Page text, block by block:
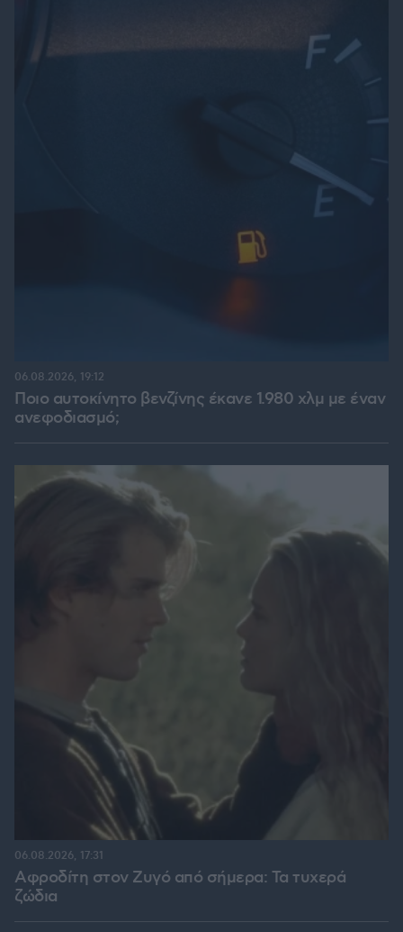
Ποιο αυτοκίνητο βενζίνης έκανε 1.980 χλμ με έναν
ανεφοδιασμό;
06.08.2026, 19:12
Αφροδίτη στον Ζυγό από σήμερα: Τα τυχερά
ζώδια
06.08.2026, 17:31